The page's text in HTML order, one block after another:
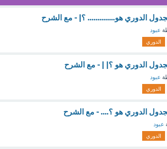
الدوري هو.............. ؟| - مع الشرح
عبود
الدوري
الدوري هو ؟| | - مع الشرح
عبود
الدوري
الدوري هو ؟.... - مع الشرح
عبود
الدوري